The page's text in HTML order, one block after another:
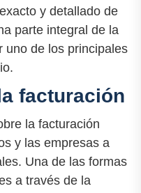
y detallado de
parte integral de la
uno de los principales
facturación
la facturación
y las empresas a
Una de las formas
a través de la